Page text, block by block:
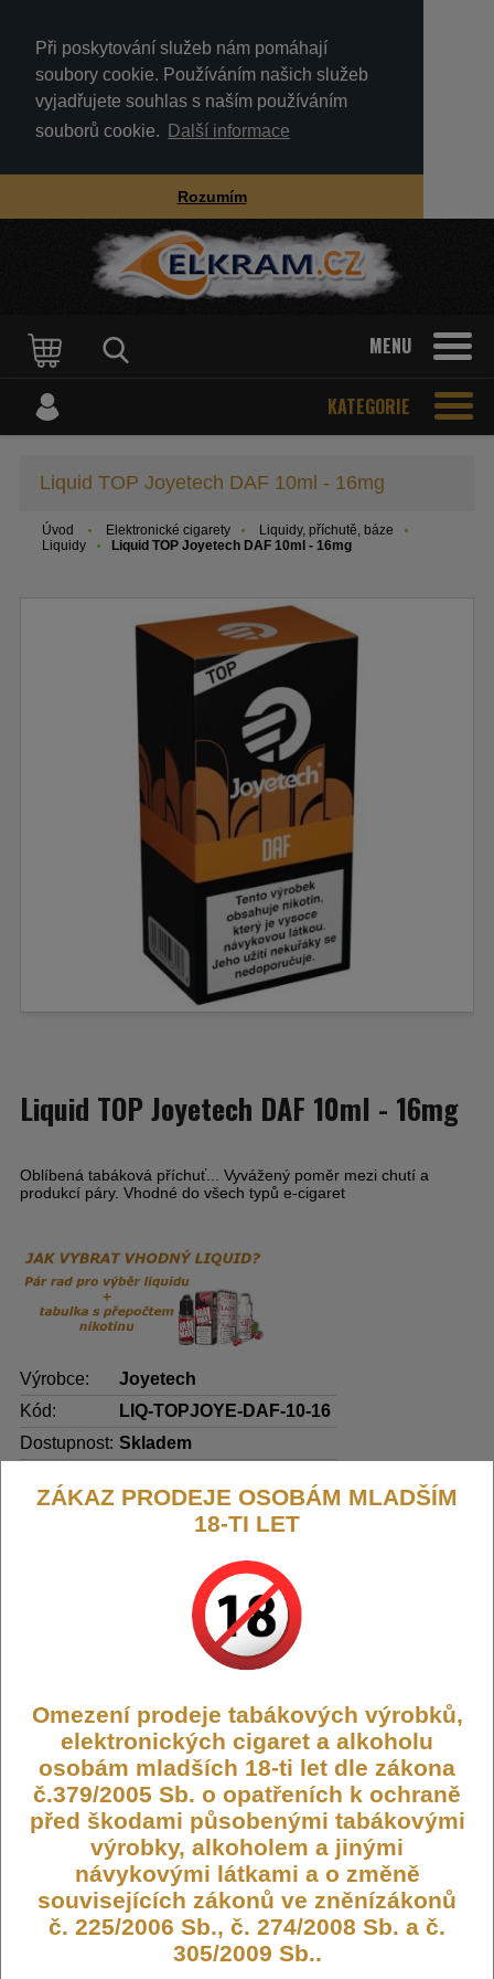
Při poskytování služeb nám pomáhají
soubory cookie. Používáním našich služeb
vyjadřujete souhlas s naším používáním
souborů cookie.
Další informace
Rozumím
MENU
KATEGORIE
Liquid TOP Joyetech DAF 10ml - 16mg
Úvod Elektronické cigarety
Liquidy, příchutě, báze
Liquidy
Liquid TOP Joyetech DAF 10ml - 16mg
Liquid TOP Joyetech DAF 10ml - 16mg
Oblíbená tabáková příchuť... Vyvážený poměr mezi chutí a
produkcí páry. Vhodné do všech typů e-cigaret
Výrobce:
Joyetech
Kód:
LIQ-TOPJOYE-DAF-10-16
Dostupnost: Skladem
DO KOŠÍKU
Liquid TOP Joyetech DAF 10ml -
16mg
Liquid TOP Joyetechje špičková řada e-liquidů od
renomovaného výrobce Joyetech, který je známý svou
dlouholetou tradicí v oblasti vapování a vývojem inovativních
produktů. E-liquidy řady TOP jsou navrženy pro náročné
uživatele, kteří hledají kvalitní chuťový zážitek a spolehlivé
složení.
E-liquidyTOP Joyetechjsou vyráběny s důrazem na
bezpečnost a kvalitu, přičemž se zaměřují na vyvážený poměr
ZÁKAZ PRODEJE OSOBÁM MLADŠÍM
18-TI LET
Omezení prodeje tabákových výrobků,
elektronických cigaret a alkoholu
osobám mladších 18-ti let dle zákona
č.379/2005 Sb. o opatřeních k ochraně
před škodami působenými tabákovými
výrobky, alkoholem a jinými
návykovými látkami a o změně
souvisejících zákonů ve zněnízákonů
č. 225/2006 Sb., č. 274/2008 Sb. a č.
305/2009 Sb..